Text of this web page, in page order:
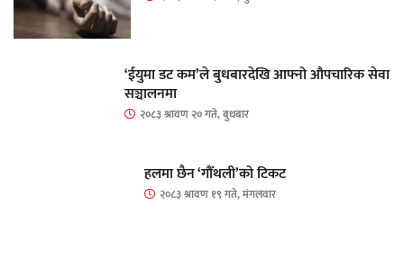
‘ईयुमा डट कम’ले बुधबारदेखि आफ्नो औपचारिक सेवा
सञ्चालनमा
२०८३ श्रावण २० गते, बुधबार
हलमा छैन ‘गौँथली’को टिकट
२०८३ श्रावण १९ गते, मंगलवार